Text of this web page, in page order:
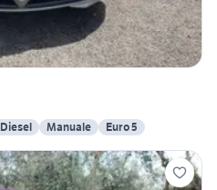
Diesel Manuale Euro 5